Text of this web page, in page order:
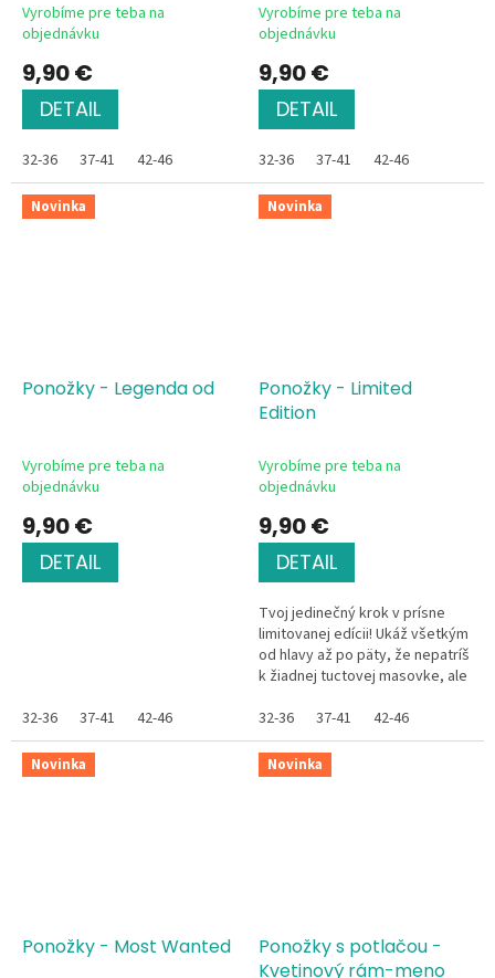
Vyrobíme pre teba na
objednávku
9,90 €
DETAIL
32-36 37-41 42-46
Vyrobíme pre teba na
objednávku
9,90 €
DETAIL
32-36 37-41 42-46
Novinka
Ponožky - Legenda od
Vyrobíme pre teba na
objednávku
9,90 €
DETAIL
32-36 37-41 42-46
Novinka
Ponožky - Limited
Edition
Vyrobíme pre teba na
objednávku
9,90 €
DETAIL
Tvoj jedinečný krok v prísne
limitovanej edícii! Ukáž všetkým
od hlavy až po päty, že nepatríš
k žiadnej tuctovej masovke, ale
originál. Vykroč do...
32-36 37-41 42-46
Novinka
Ponožky - Most Wanted
Novinka
Ponožky s potlačou -
Kvetinový rám-meno